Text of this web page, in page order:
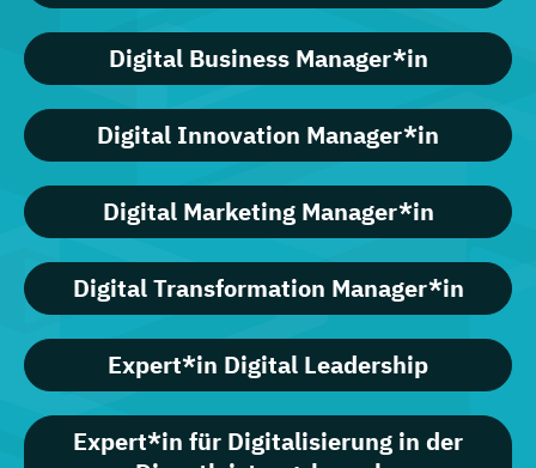
Digital Business Manager*in
Digital Innovation Manager*in
Digital Marketing Manager*in
Digital Transformation Manager*in
Expert*in Digital Leadership
Expert*in für Digitalisierung in der